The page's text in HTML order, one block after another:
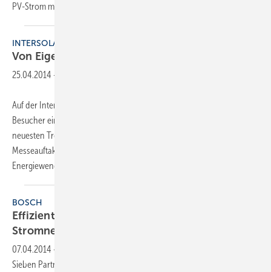
PV-Strom mit stufenlos regelbaren
INTERSOLAR
Von Eigenverbrauch bis
25.04.2014 -
Auf der Intersolar Europe vom 4. bis 6. Juni in München erwartet die
Besucher ein umfangreiches Rahmenprogramm rund um die
neuesten Trends und Produkte. Die Podiumsdiskussion zum
Messeauftakt thematisiert die aktuellen Entwicklungen der
Energiewende in prominenter Besetzung. Auf
BOSCH
Effizienter Eigenverbrauch und stabile
Stromnetze
07.04.2014 -
Sieben Partner aus Forschung und Industrie wollen nachweisen, dass